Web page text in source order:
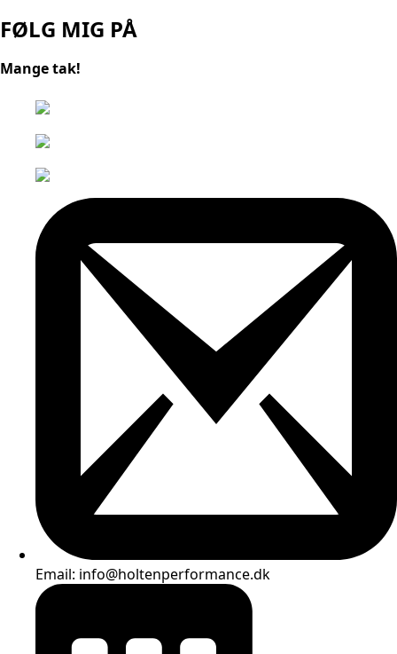
FØLG MIG PÅ
Mange tak!
Email: info@holtenperformance.dk